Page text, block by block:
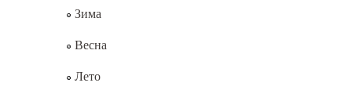
Зима
Весна
Лето